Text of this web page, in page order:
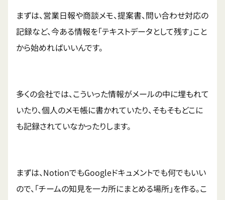
まずは、営業日報や商談メモ、提案書、問い合わせ対応の
記録など、今ある情報を「テキストデータとして残す」こと
から始めればいいんです。
多くの会社では、こういった情報がメールの中に埋もれて
いたり、個人のメモ帳に書かれていたり、そもそもどこに
も記録されていなかったりします。
まずは、NotionでもGoogleドキュメントでも何でもいい
ので、「チームの知見を一カ所にまとめる場所」を作る。こ